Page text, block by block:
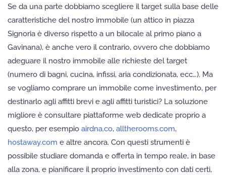
Se da una parte dobbiamo scegliere il target sulla base delle
caratteristiche del nostro immobile (un attico in piazza
Signoria è diverso rispetto a un bilocale al primo piano a
Gavinana), è anche vero il contrario, ovvero che dobbiamo
adeguare il nostro immobile alle richieste del target
(numero di bagni, cucina, infissi, aria condizionata, ecc…). Ma
se vogliamo comprare un immobile come investimento, per
destinarlo agli affitti brevi e agli affitti turistici? La soluzione
migliore è consultare piattaforme web dedicate proprio a
questo, per esempio airdna.co, alltherooms.com,
hostaway.com e altre ancora. Con questi strumenti è
possibile studiare domanda e offerta in tempo reale, in base
alla zona, e pianificare il proprio investimento con dati certi,